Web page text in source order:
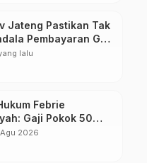
Jateng Pastikan Tak
Pembayaran Gaji
Pemangkasan
lalu
Febrie
Gaji Pokok 50
Mengalir,
2026